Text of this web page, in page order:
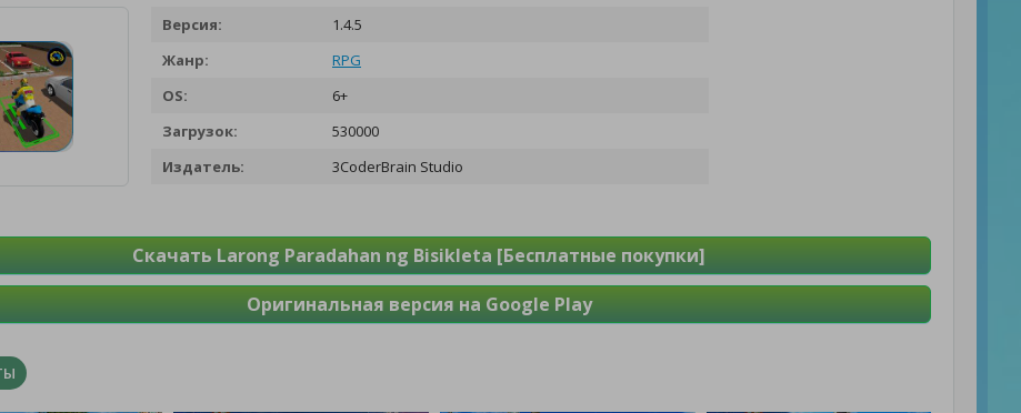
Версия:
1.4.5
Жанр:
RPG
OS:
6+
Загрузок:
530000
Издатель:
3CoderBrain Studio
Скачать Larong Paradahan ng Bisikleta [Бесплатные покупки]
Оригинальная версия на Google Play